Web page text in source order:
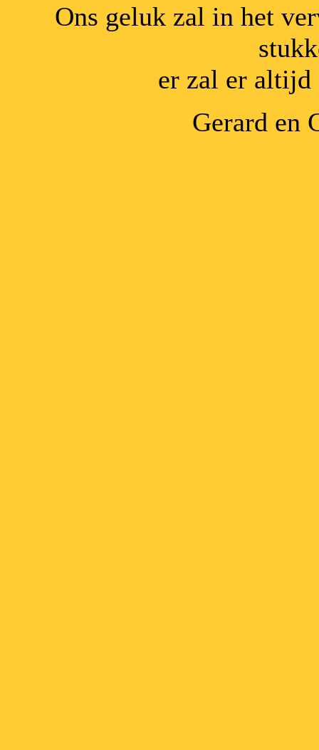
Ons geluk zal in het
er zal er
Gerard en